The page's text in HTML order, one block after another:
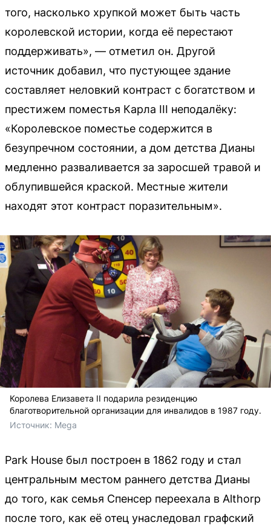
того, насколько хрупкой может быть часть
королевской истории, когда её перестают
поддерживать», — отметил он. Другой
источник добавил, что пустующее здание
составляет неловкий контраст с богатством и
престижем поместья Карла III неподалёку:
«Королевское поместье содержится в
безупречном состоянии, а дом детства Дианы
медленно разваливается за заросшей травой и
облупившейся краской. Местные жители
находят этот контраст поразительным».
Королева Елизавета II подарила резиденцию
благотворительной организации для инвалидов в 1987 году.
Источник: Mega
Park House был построен в 1862 году и стал
центральным местом раннего детства Дианы
до того, как семья Спенсер переехала в Althorp
после того, как её отец унаследовал графский